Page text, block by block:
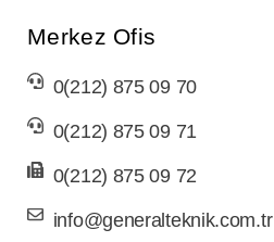
Merkez Ofis
0(212) 875 09 70
0(212) 875 09 71
0(212) 875 09 72
info@generalteknik.com.tr